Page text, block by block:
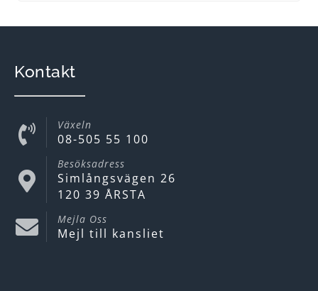
Kontakt
Växeln
08-505 55 100
Besöksadress
Simlångsvägen 26
120 39 ÅRSTA
Mejla Oss
Mejl till kansliet